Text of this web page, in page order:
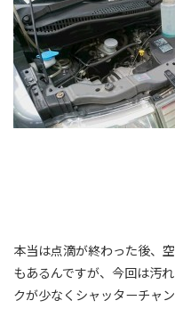
本当は点滴が終わった後、
もあるんですが、今回は汚
クが少なくシャッターチャ